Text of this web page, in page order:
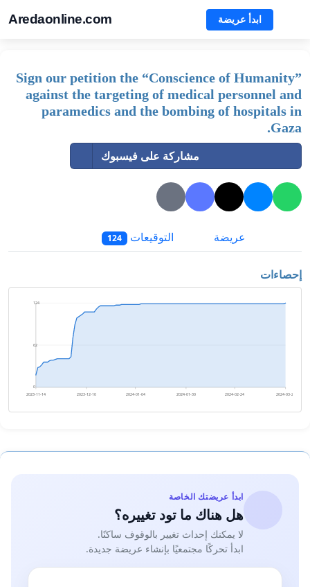
Aredaonline.com ابدأ عريضة
Sign our petition the “Conscience of Humanity”
against the targeting of medical personnel and
paramedics and the bombing of hospitals in
Gaza.
مشاركة على فيسبوك
عريضة التوقيعات 124
إحصاءات
0
62
124
2023-11-14 2023-12-10 2024-01-04 2024-01-30 2024-02-24 2024-03-21
ابدأ عريضتك الخاصة
هل هناك ما تود تغييره؟
لا يمكنك إحداث تغيير بالوقوف ساكنًا.
ابدأ تحركًا مجتمعيًا بإنشاء عريضة جديدة.